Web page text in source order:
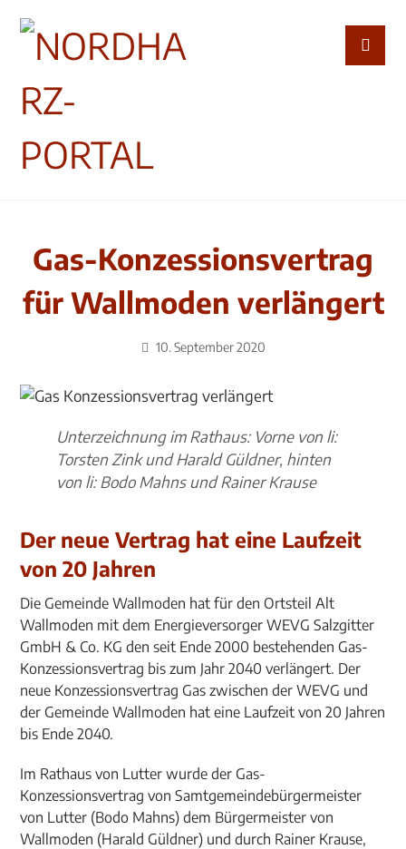
Gas-Konzessionsvertrag
für Wallmoden verlängert
10. September 2020
Unterzeichnung im Rathaus: Vorne von li:
Torsten Zink und Harald Güldner, hinten
von li: Bodo Mahns und Rainer Krause
Der neue Vertrag hat eine Laufzeit
von 20 Jahren
Die Gemeinde Wallmoden hat für den Ortsteil Alt
Wallmoden mit dem Energieversorger WEVG Salzgitter
GmbH & Co. KG den seit Ende 2000 bestehenden Gas-
Konzessionsvertrag bis zum Jahr 2040 verlängert. Der
neue Konzessionsvertrag Gas zwischen der WEVG und
der Gemeinde Wallmoden hat eine Laufzeit von 20 Jahren
bis Ende 2040.
Im Rathaus von Lutter wurde der Gas-
Konzessionsvertrag von Samtgemeindebürgermeister
von Lutter (Bodo Mahns) dem Bürgermeister von
Wallmoden (Harald Güldner) und durch Rainer Krause,